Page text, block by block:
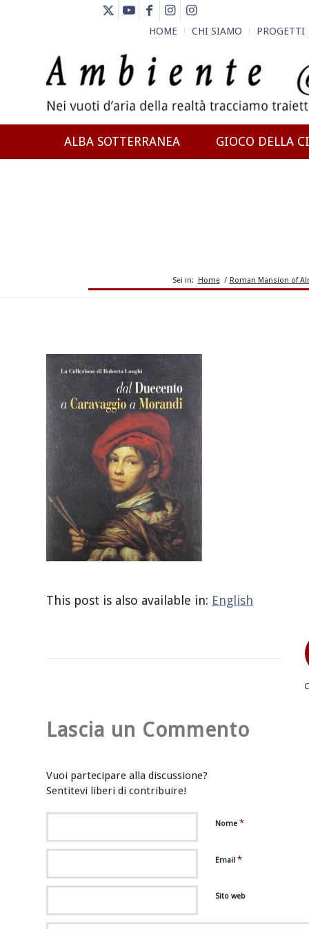
HOME CHI SIAMO PROGETTI
ALBA SOTTERRANEA GIOCO DELLA
Sei in: Home / Roman Mansion of
This post is also available in: English
Lascia un Commento
Vuoi partecipare alla discussione?
Sentitevi liberi di contribuire!
Nome *
Email *
Sito web